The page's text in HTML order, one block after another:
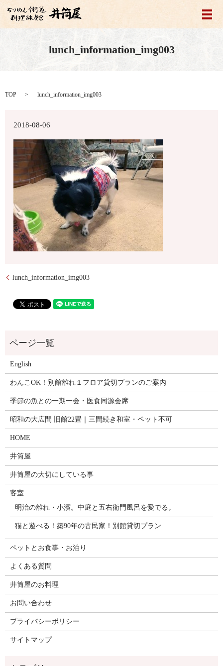
メ
lunch_information_img003
TOP lunch_information_img003
2018-08-06
lunch_information_img003
English
わんこOK！別館離れ１フロア貸切プランのご案内
季節の魚との一期一会・医食同源会席
昭和の大広間 旧館22畳｜三間続き和室・ペット不可
HOME
井筒屋
井筒屋の大切にしている事
客室
明治の離れ・小濱。中庭と五右衛門風呂を愛でる。
猫と遊べる！築90年の古民家！別館貸切プラン
ペットとお食事・お泊り
よくある質問
井筒屋のお料理
お問い合わせ
プライバシーポリシー
サイトマップ